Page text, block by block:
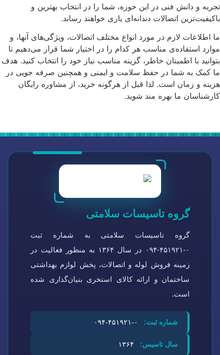
تجربه و دانش فنی در این حوزه، شما را در انتخاب بهترین و
باکیفیت‌ترین اتصالات دندانه‌ای یاری خواهند رساند.
ما اطلاعات لازم در مورد انواع مختلف اتصالات، ویژگی‌های آنها، و
موارد استفاده‌ی مناسب هر کدام را در اختیار شما قرار می‌دهیم تا
بتوانید با اطمینان خاطر، گزینه مناسب نیاز خود را انتخاب کنید. هدف
ما کمک به شما در حفظ سلامت و ایمنی و همچنین صرفه جویی در
هزینه و زمان است. لذا قبل از هرگونه خرید، از مشاوره رایگان
کارشناسان ما بهره مند شوید.
گروه تاسیسات سلامتی
گروه تاسیسات سلامتی به شماره ثبت
۰-۴۵۱۹۲۱-۰۹۴ در سال ۱۳۶۴ به منظور فعالیت در
زمینه فروش لوله و اتصالات، پخش لوازم بهداشتی
ساختمان و ارائه کالای استخری بنیان‌گذاری شده
است.
شماره ثبت:
سال تاسیس: